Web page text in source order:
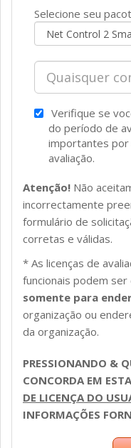
APOIO
PAINEL DO CLIENTE
Selecione seu
Verifique se
do período de
importantes por
avaliação.
Atenção! Não
incorrectamente
formulário de
corretas e válidas.
* As licenças de
funcionais podem
somente para
organização ou
da organização.
PRESSIONANDO &
CONCORDA EM
DE LICENÇA DO
INFORMAÇÕES